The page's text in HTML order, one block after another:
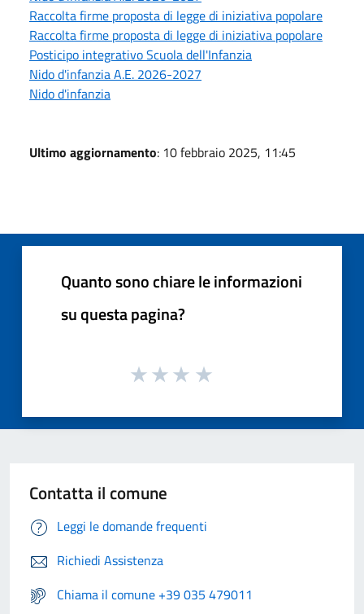
Raccolta firme proposta di legge di iniziativa popolare
Raccolta firme proposta di legge di iniziativa popolare
Posticipo integrativo Scuola dell'Infanzia
Nido d'infanzia A.E. 2026-2027
Nido d'infanzia
Ultimo aggiornamento: 10 febbraio 2025, 11:45
Quanto sono chiare le informazioni
su questa pagina?
Contatta il comune
Leggi le domande frequenti
Richiedi Assistenza
Chiama il comune +39 035 479011